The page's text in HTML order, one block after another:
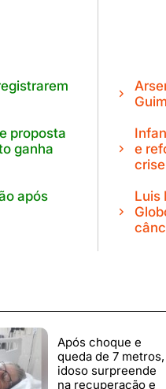
proposta
ganha
após
e
Luis
Após choque e
queda de 7 metros,
idoso surpreende
na recuperação e